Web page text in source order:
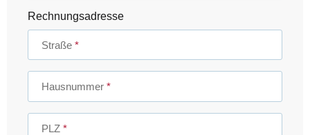
Rechnungsadresse
Straße
Hausnummer
PLZ